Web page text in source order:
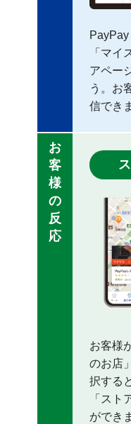
「マイ
アペー
う。お
信でき
お
客
様
の
反
応
お客様
のお店
択する
「スト
ができ